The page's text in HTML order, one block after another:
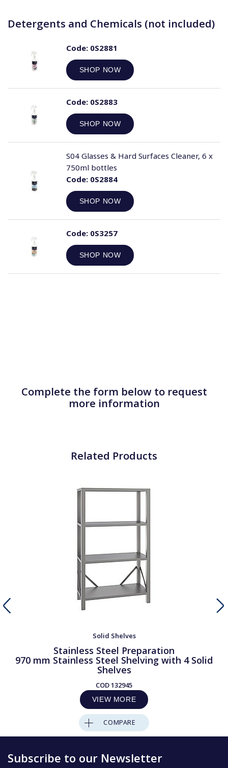
Detergents and Chemicals (not included)
Code:0S2881
SHOP NOW
Code:0S2883
SHOP NOW
Code:0S2884
SHOP NOW
S04 Glasses & Hard Surfaces Cleaner, 6 x
750ml bottles
Code:0S3257
SHOP NOW
Complete the form below to request
more information
Related Products
Solid Shelves
Stainless Steel Preparation
970 mm Stainless Steel Shelving with 4 Solid
Shelves
COD132945
VIEW MORE
COMPARE
Subscribe to our Newsletter